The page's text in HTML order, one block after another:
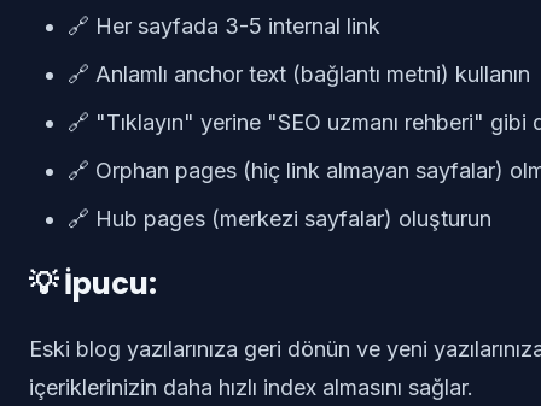
🔗 Her sayfada 3-5 internal link
🔗 Anlamlı anchor text (bağlantı metni) kullanın
🔗 "Tıklayın" yerine "SEO uzmanı rehberi"
🔗 Orphan pages (hiç link almayan sayfalar)
🔗 Hub pages (merkezi sayfalar) oluşturun
💡 İpucu:
Eski blog yazılarınıza geri dönün ve yeni
içeriklerinizin daha hızlı index almasını sağlar.